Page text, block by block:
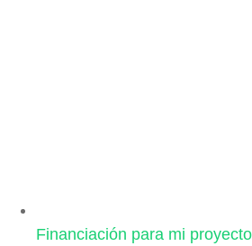
Financiación para mi